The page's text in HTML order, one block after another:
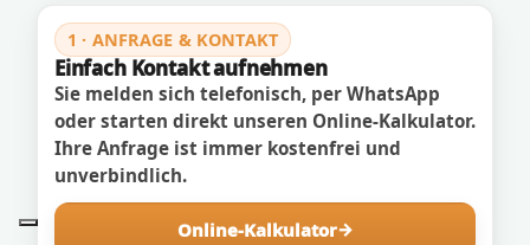
1 · ANFRAGE & KONTAKT
Einfach Kontakt aufnehmen
Sie melden sich telefonisch, per WhatsApp
oder starten direkt unseren Online-Kalkulator.
Ihre Anfrage ist immer kostenfrei und
unverbindlich.
Online-Kalkulator